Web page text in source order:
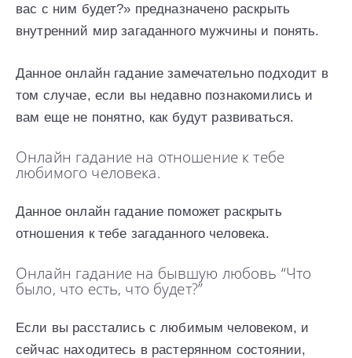
вас с ним будет?» предназначено раскрыть
внутренний мир загаданного мужчины и понять.
Данное онлайн гадание замечательно подходит в
том случае, если вы недавно познакомились и
вам еще не понятно, как будут развиваться.
Онлайн гадание на отношение к тебе
любимого человека.
Данное онлайн гадание поможет раскрыть
отношения к тебе загаданного человека.
Онлайн гадание на бывшую любовь “Что
было, что есть, что будет?”
Если вы расстались с любимым человеком, и
сейчас находитесь в растерянном состоянии,